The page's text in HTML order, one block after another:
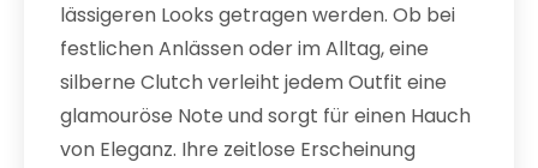
lässigeren Looks getragen werden. Ob bei
festlichen Anlässen oder im Alltag, eine
silberne Clutch verleiht jedem Outfit eine
glamouröse Note und sorgt für einen Hauch
von Eleganz. Ihre zeitlose Erscheinung